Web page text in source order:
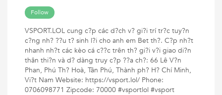
Follow
VSPORT.LOL cung c?p các d?ch v? gi?i trí tr?c tuy?n
c?ng nh? ??u t? sinh l?i cho anh em Bet th?. C?p nh?t
nhanh nh?t các kèo cá c??c trên th? gi?i v?i giao di?n
thân thi?n và d? dàng truy c?p ??a ch?: 66 Lê V?n
Phan, Phú Th? Hoà, Tân Phú, Thành ph? H? Chí Minh,
Vi?t Nam Website: https://vsport.lol/ Phone:
0706098771 Zipcode: 70000 #vsportlol #vsport